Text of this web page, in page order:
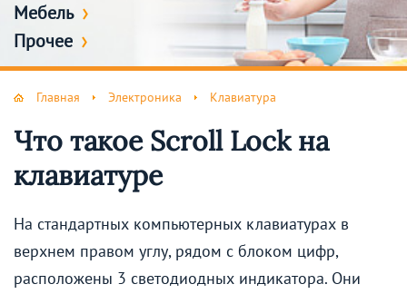
Мебель
Прочее
Главная Электроника Клавиатура
Что такое Scroll Lock на
клавиатуре
На стандартных компьютерных клавиатурах в
верхнем правом углу, рядом с блоком цифр,
расположены 3 светодиодных индикатора. Они